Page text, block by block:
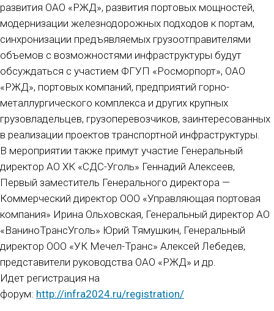
развития ОАО «РЖД», развития портовых мощностей,
модернизации железнодорожных подходов к портам,
синхронизации предъявляемых грузоотправителями
объемов с возможностями инфраструктуры будут
обсуждаться с участием ФГУП «Росморпорт», ОАО
«РЖД», портовых компаний, предприятий горно-
металлургического комплекса и других крупных
грузовладельцев, грузоперевозчиков, заинтересованных
в реализации проектов транспортной инфраструктуры.
В мероприятии также примут участие Генеральный
директор АО ХК «СДС-Уголь» Геннадий Алексеев,
Первый заместитель Генерального директора —
Коммерческий директор ООО «Управляющая портовая
компания» Ирина Ольховская, Генеральный директор АО
«ВаниноТрансУголь» Юрий Тямушкин, Генеральный
директор ООО «УК Мечел-Транс» Алексей Лебедев,
представители руководства ОАО «РЖД» и др.
Идет регистрация на
форум: http://infra2024.ru/registration/